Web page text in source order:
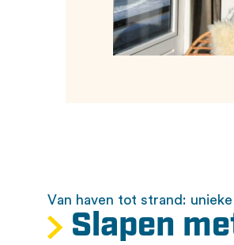
Van haven tot strand:
Slapen